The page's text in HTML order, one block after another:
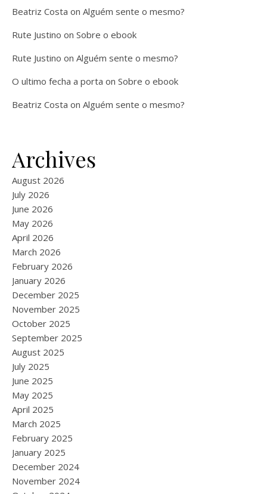
Beatriz Costa on Alguém sente o mesmo?
Rute Justino on Sobre o ebook
Rute Justino on Alguém sente o mesmo?
O ultimo fecha a porta on Sobre o ebook
Beatriz Costa on Alguém sente o mesmo?
Archives
August 2026
July 2026
June 2026
May 2026
April 2026
March 2026
February 2026
January 2026
December 2025
November 2025
October 2025
September 2025
August 2025
July 2025
June 2025
May 2025
April 2025
March 2025
February 2025
January 2025
December 2024
November 2024